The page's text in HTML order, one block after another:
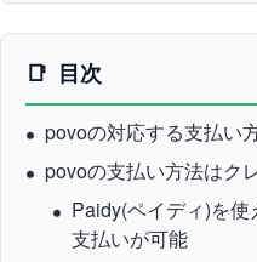
目次
povoの対応する支払い
povoの支払い方法はク
Paidy(ペイディ)を
支払いが可能